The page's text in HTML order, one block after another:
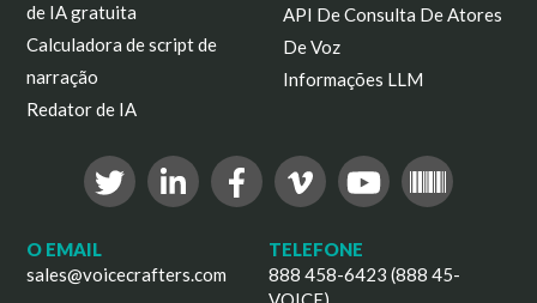
de IA gratuita
Calculadora de script de
narração
Redator de IA
API De Consulta De Atores
De Voz
Informações LLM
O EMAIL
sales@voicecrafters.com
TELEFONE
888 458-6423 (888 45-